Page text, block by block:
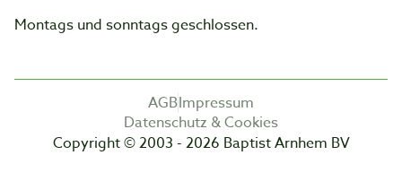
Montags und sonntags geschlossen.
AGBImpressum
Datenschutz & Cookies
Copyright © 2003 - 2026 Baptist Arnhem BV